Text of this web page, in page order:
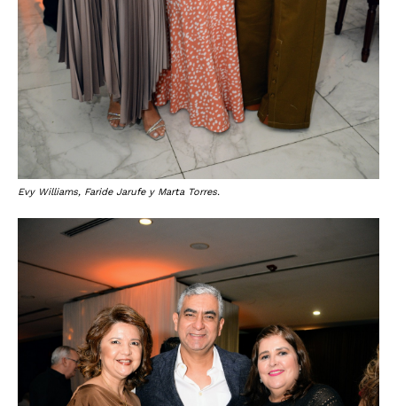
Evy Williams, Faride Jarufe y Marta Torres.